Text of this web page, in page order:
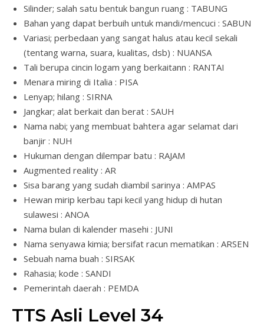
Silinder; salah satu bentuk bangun ruang : TABUNG
Bahan yang dapat berbuih untuk mandi/mencuci : SABUN
Variasi; perbedaan yang sangat halus atau kecil sekali
(tentang warna, suara, kualitas, dsb) : NUANSA
Tali berupa cincin logam yang berkaitann : RANTAI
Menara miring di Italia : PISA
Lenyap; hilang : SIRNA
Jangkar; alat berkait dan berat : SAUH
Nama nabi; yang membuat bahtera agar selamat dari
banjir : NUH
Hukuman dengan dilempar batu : RAJAM
Augmented reality : AR
Sisa barang yang sudah diambil sarinya : AMPAS
Hewan mirip kerbau tapi kecil yang hidup di hutan
sulawesi : ANOA
Nama bulan di kalender masehi : JUNI
Nama senyawa kimia; bersifat racun mematikan : ARSEN
Sebuah nama buah : SIRSAK
Rahasia; kode : SANDI
Pemerintah daerah : PEMDA
TTS Asli Level 34